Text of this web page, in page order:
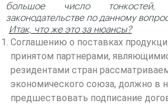
большое число тонкостей,
законодательстве по данному
Итак, что же это за нюансы?
Соглашению о поставках
принятом партнерами,
резидентами стран
экономического союза, должно в
предшествовать подписание